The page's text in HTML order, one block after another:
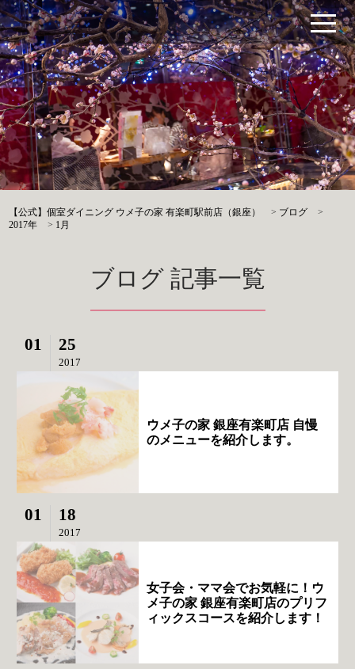
【公式】個室ダイニング ウメ子の家 有楽町駅前店（銀座） > ブログ
>
2017年
> 1月
ブログ 記事一覧
01 25
2017
ウメ子の家 銀座有楽町店 自慢
のメニューを紹介します。
01 18
2017
女子会・ママ会でお気軽に！ウ
メ子の家 銀座有楽町店のプリフ
ィックスコースを紹介します！